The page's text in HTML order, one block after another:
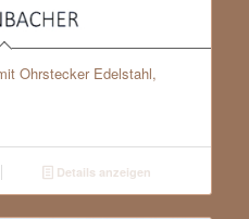
Ohrstecker Edelstahl,
Details anzeigen